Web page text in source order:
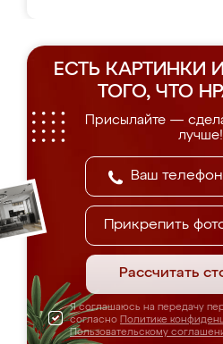
ЕСТЬ КАРТИНКИ
ТОГО, ЧТО
Присылайте —
лучше!
Прикрепить
Рассчитать
Я соглашаюсь на передачу
согласно Политике
Пользовательскому